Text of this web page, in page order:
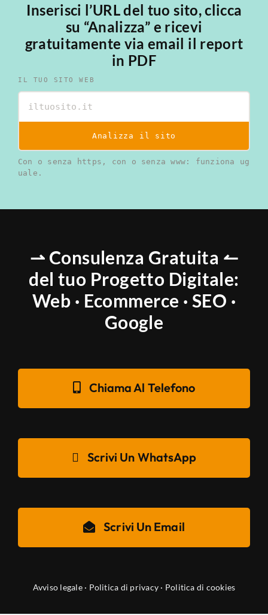
Inserisci l’URL del tuo sito, clicca
su “Analizza” e ricevi
gratuitamente via email il report
in PDF
IL TUO SITO WEB
Analizza il sito
Con o senza https, con o senza www: funziona ug
uale.
⇀ Consulenza Gratuita ↼
del tuo Progetto Digitale:
Web · Ecommerce · SEO ·
Google
Chiama Al Telefono
Scrivi Un WhatsApp
Scrivi Un Email
Avviso legale· Politica di privacy · Politica di cookies